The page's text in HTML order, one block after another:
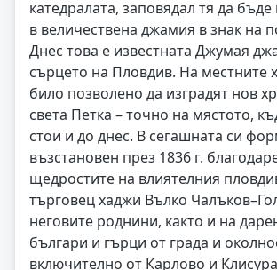
катедралата, заповядал тя да
в величествена джамия в знак на
Днес това е известната Джумая
сърцето на Пловдив. На местните
било позволено да изградят нов
света Петка – точно на мястото,
стои и до днес. В сегашната си
възстановен през 1836 г.
щедростите на влиятелния
търговец хаджи Вълко
неговите роднини, както и на
българи и гърци от града и
включително от Карлово и